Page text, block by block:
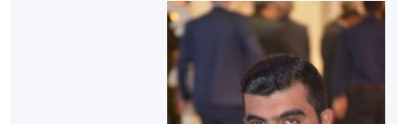
سازمان بورس و اوراق بهادار